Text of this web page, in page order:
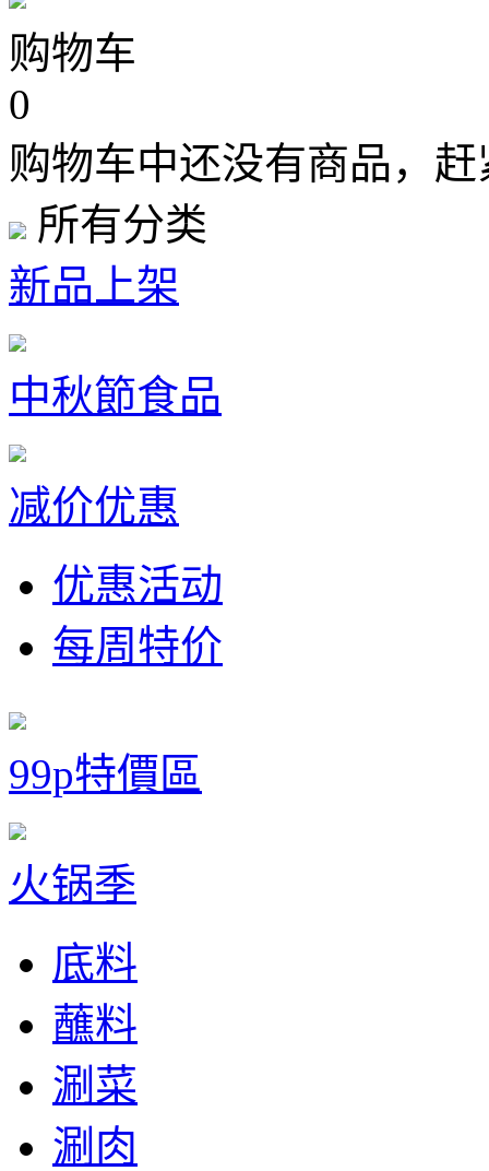
购物车
0
购物车中还没有商品，
所有分类
新品上架
中秋節食品
减价优惠
优惠活动
每周特价
99p特價區
火锅季
底料
蘸料
涮菜
涮肉